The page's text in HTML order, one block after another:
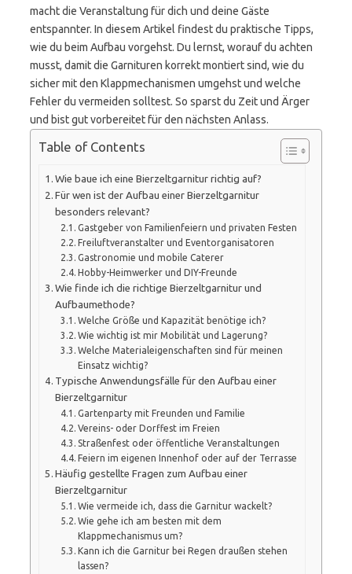
macht die Veranstaltung für dich und deine Gäste
entspannter. In diesem Artikel findest du praktische Tipps,
wie du beim Aufbau vorgehst. Du lernst, worauf du achten
musst, damit die Garnituren korrekt montiert sind, wie du
sicher mit den Klappmechanismen umgehst und welche
Fehler du vermeiden solltest. So sparst du Zeit und Ärger
und bist gut vorbereitet für den nächsten Anlass.
Table of Contents
Wie baue ich eine Bierzeltgarnitur richtig auf?
Für wen ist der Aufbau einer Bierzeltgarnitur
besonders relevant?
Gastgeber von Familienfeiern und privaten Festen
Freiluftveranstalter und Eventorganisatoren
Gastronomie und mobile Caterer
Hobby-Heimwerker und DIY-Freunde
Wie finde ich die richtige Bierzeltgarnitur und
Aufbaumethode?
Welche Größe und Kapazität benötige ich?
Wie wichtig ist mir Mobilität und Lagerung?
Welche Materialeigenschaften sind für meinen
Einsatz wichtig?
Typische Anwendungsfälle für den Aufbau einer
Bierzeltgarnitur
Gartenparty mit Freunden und Familie
Vereins- oder Dorffest im Freien
Straßenfest oder öffentliche Veranstaltungen
Feiern im eigenen Innenhof oder auf der Terrasse
Häufig gestellte Fragen zum Aufbau einer
Bierzeltgarnitur
Wie vermeide ich, dass die Garnitur wackelt?
Wie gehe ich am besten mit dem
Klappmechanismus um?
Kann ich die Garnitur bei Regen draußen stehen
lassen?